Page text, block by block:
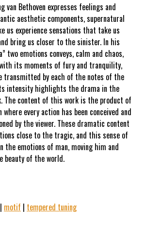
van Bethoven expresses feelings and
aesthetic components, supernatural
us experience sensations that take us
bring us closer to the sinister. In his
two emotions conveys, calm and chaos,
its moments of fury and tranquility,
transmitted by each of the notes of the
intensity highlights the drama in the
The content of this work is the product of
where every action has been conceived and
by the viewer. These dramatic content
close to the tragic, and this sense of
the emotions of man, moving him and
beauty of the world.
| motif | tempered tuning